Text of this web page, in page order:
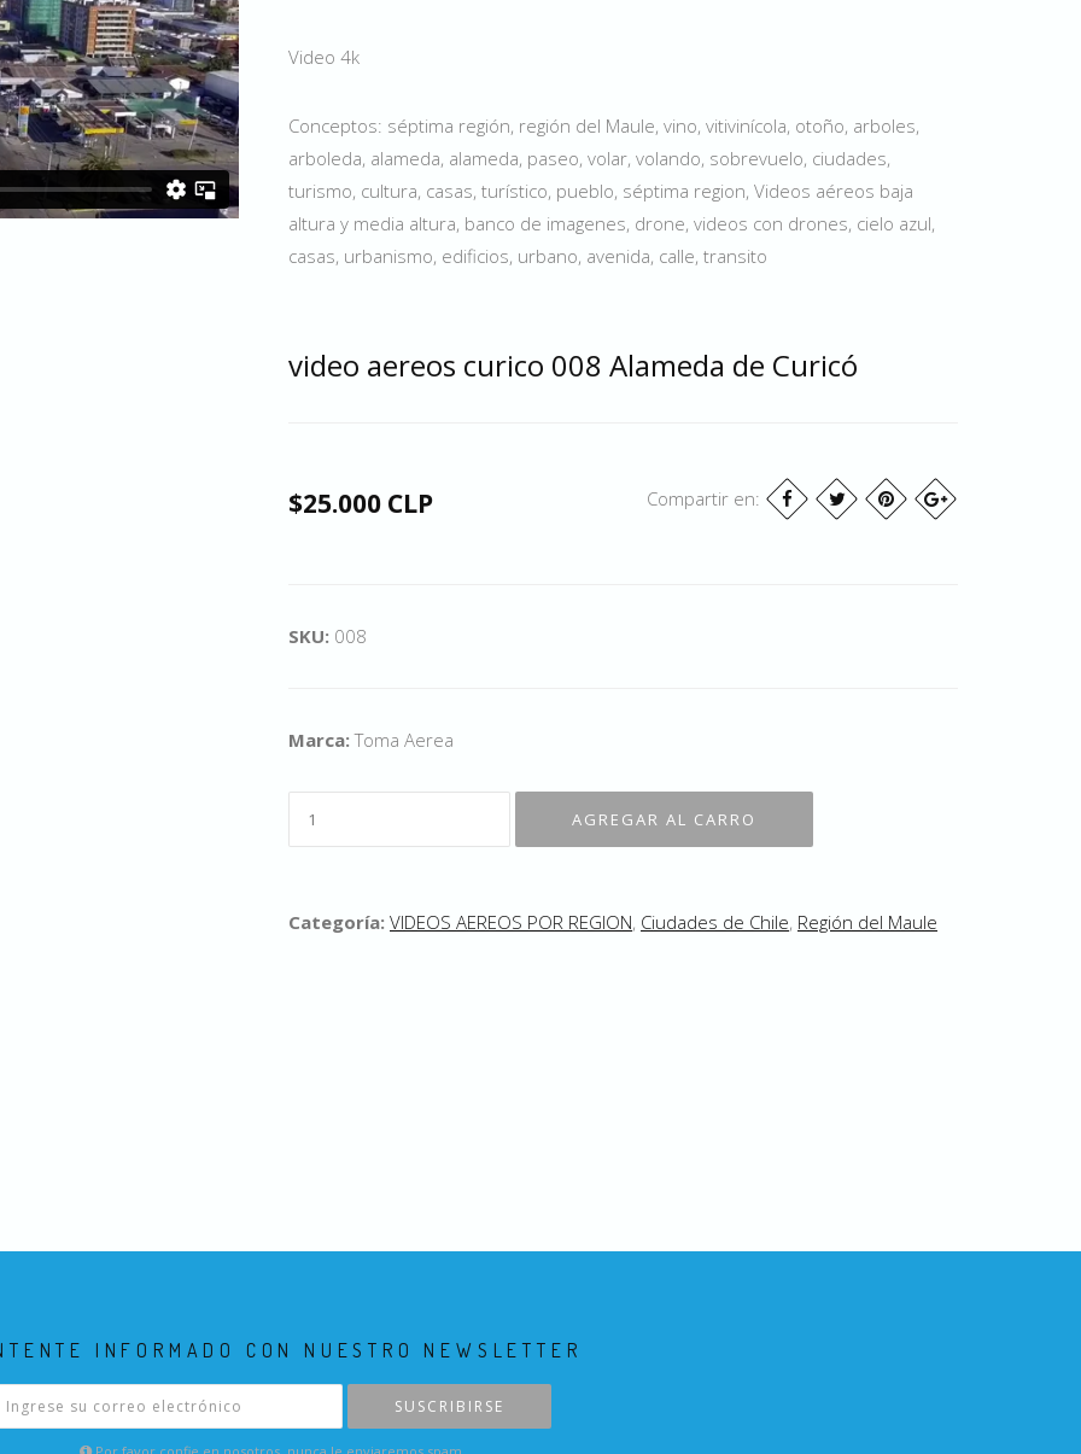
Video 4k
Conceptos: séptima región, región del Maule, vino, vitivinícola, otoño, arboles,
arboleda, alameda, alameda, paseo, volar, volando, sobrevuelo, ciudades,
turismo, cultura, casas, turístico, pueblo, séptima region, Videos aéreos baja
altura y media altura, banco de imagenes, drone, videos con drones, cielo azul,
casas, urbanismo, edificios, urbano, avenida, calle, transito
video aereos curico 008 Alameda de Curicó
$25.000 CLP Compartir en:
SKU: 008
Marca:Toma Aerea
Categoría: VIDEOS AEREOS POR REGION, Ciudades de Chile, Región del Maule
INFORMADO CON NUESTRO NEWSLETTER
SUSCRIBIRSE